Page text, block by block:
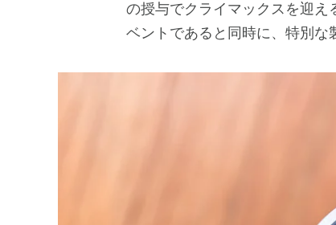
の授与でクライマックスを迎え
ベントであると同時に、特別な